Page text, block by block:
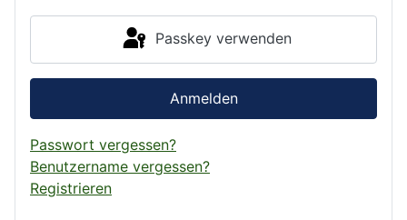
Passkey verwenden
Anmelden
Passwort vergessen?
Benutzername vergessen?
Registrieren